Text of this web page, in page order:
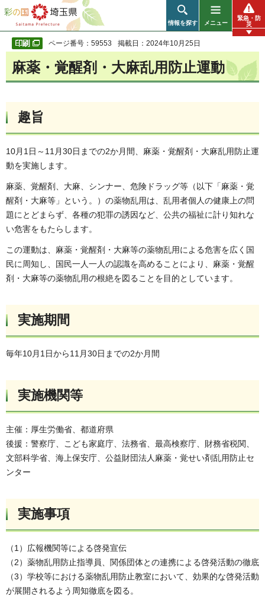
彩の国 埼玉県
情報を探す メニュー
緊急・防
災
ページ番号：59553 掲載日：2024年10月25日
麻薬・覚醒剤・大麻乱用防止運動
趣旨
10月1日～11月30日までの2か月間、麻薬・覚醒剤・大麻乱用防止運
動を実施します。
麻薬、覚醒剤、大麻、シンナー、危険ドラッグ等（以下「麻薬・覚
醒剤・大麻等」という。）の薬物乱用は、乱用者個人の健康上の問
題にとどまらず、各種の犯罪の誘因など、公共の福祉に計り知れな
い危害をもたらします。
この運動は、麻薬・覚醒剤・大麻等の薬物乱用による危害を広く国
民に周知し、国民一人一人の認識を高めることにより、麻薬・覚醒
剤・大麻等の薬物乱用の根絶を図ることを目的としています。
実施期間
毎年10月1日から11月30日までの2か月間
実施機関等
主催：厚生労働省、都道府県
後援：警察庁、こども家庭庁、法務省、最高検察庁、財務省税関、
文部科学省、海上保安庁、公益財団法人麻薬・覚せい剤乱用防止セ
ンター
実施事項
（1）広報機関等による啓発宣伝
（2）薬物乱用防止指導員、関係団体との連携による啓発活動の徹底
（3）学校等における薬物乱用防止教室において、効果的な啓発活動
が展開されるよう周知徹底を図る。